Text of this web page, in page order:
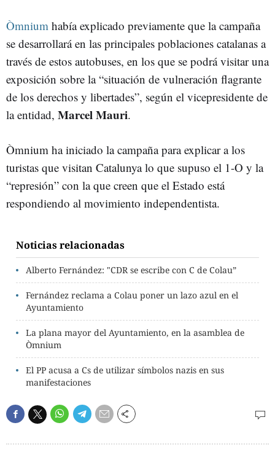
Òmnium había explicado previamente que la campaña
se desarrollará en las principales poblaciones catalanas a
través de estos autobuses, en los que se podrá visitar una
exposición sobre la “situación de vulneración flagrante
de los derechos y libertades”, según el vicepresidente de
la entidad, Marcel Mauri.
Òmnium ha iniciado la campaña para explicar a los
turistas que visitan Catalunya lo que supuso el 1-O y la
“represión” con la que creen que el Estado está
respondiendo al movimiento independentista.
Noticias relacionadas
Alberto Fernández: "CDR se escribe con C de Colau”
Fernández reclama a Colau poner un lazo azul en el
Ayuntamiento
La plana mayor del Ayuntamiento, en la asamblea de
Òmnium
El PP acusa a Cs de utilizar símbolos nazis en sus
manifestaciones